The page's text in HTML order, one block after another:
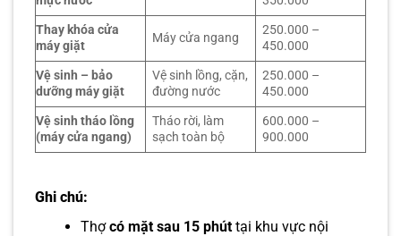
Thay khóa cửa
máy giặt
Máy cửa ngang
250.000 –
450.000
Vệ sinh – bảo
dưỡng máy giặt
Vệ sinh lồng, cặn,
đường nước
250.000 –
450.000
Vệ sinh tháo lồng
(máy cửa ngang)
Tháo rời, làm
sạch toàn bộ
600.000 –
900.000
Ghi chú:
Thợcó mặt sau 15 phúttại khu vực nội